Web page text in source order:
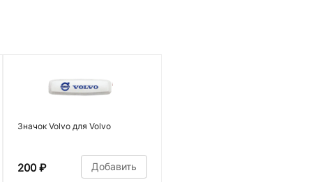
Значок Volvo для Volvo
200 ₽ Добавить